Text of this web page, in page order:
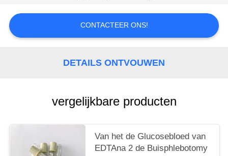
CONTACTEER ONS!
DETAILS ONTVOUWEN
vergelijkbare producten
Van het de Glucosebloed van
EDTAna 2 de Buisphlebotomy